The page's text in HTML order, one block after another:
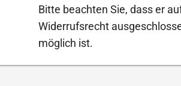
Bitte beachten Sie, dass er
Widerrufsrecht
möglich ist.